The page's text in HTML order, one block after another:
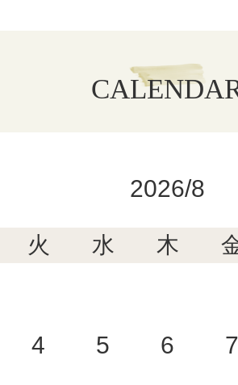
2026/8
火 水 木
4 5 6 7